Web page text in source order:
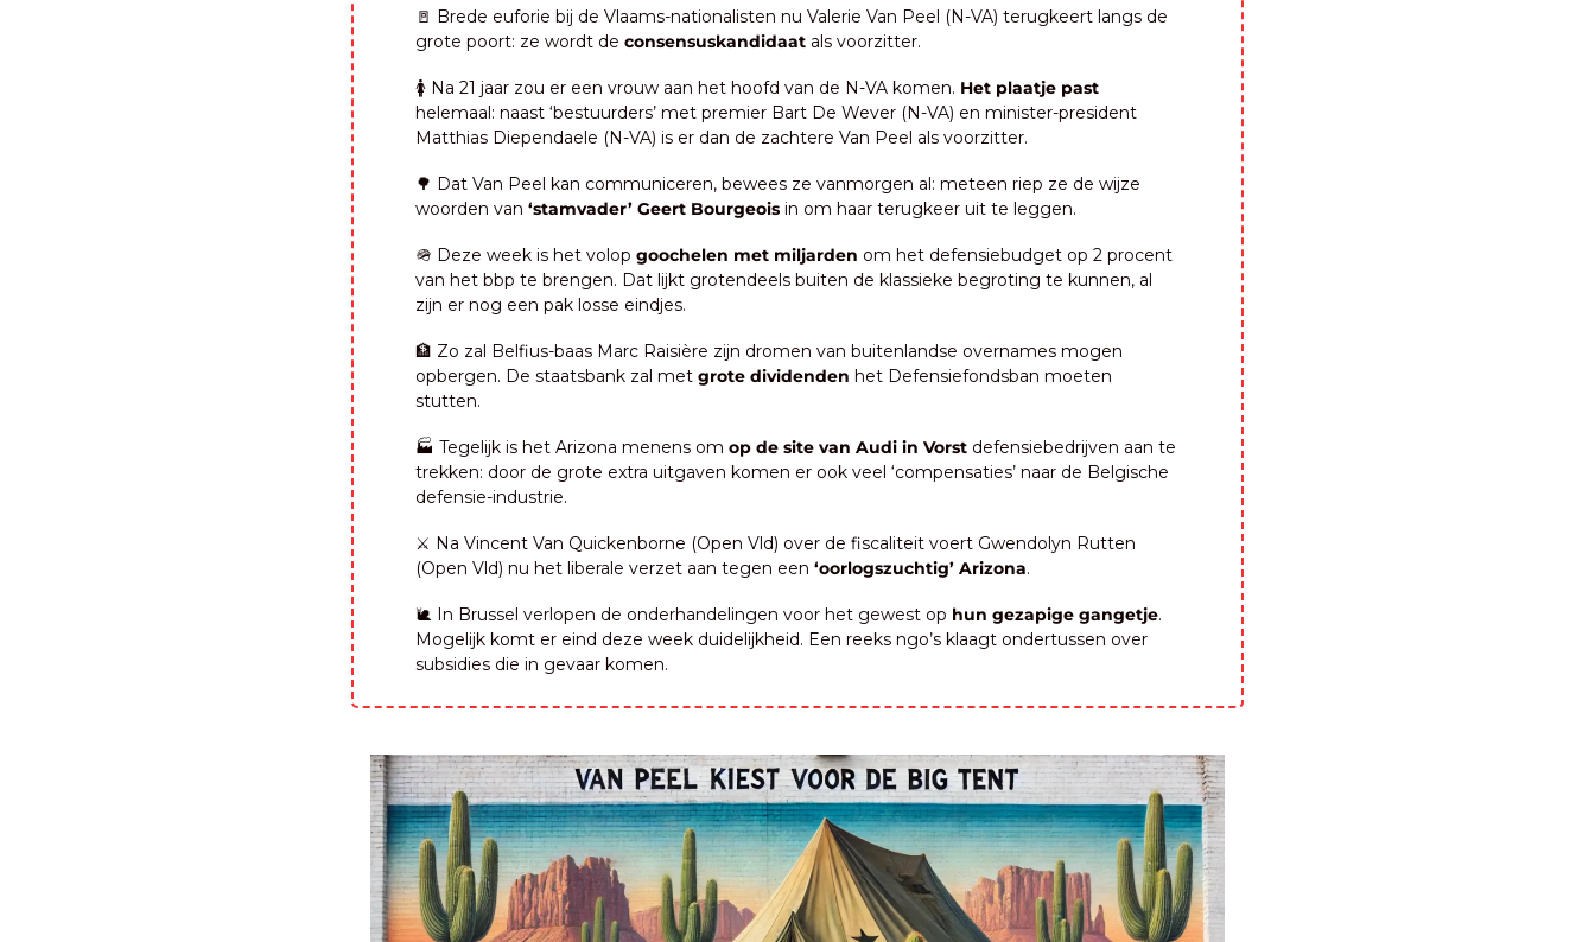
🚪 Brede euforie bij de Vlaams-nationalisten nu Valerie Van Peel (N-VA) terugkeert langs de
grote poort: ze wordt de consensuskandidaat als voorzitter.
🚺 Na 21 jaar zou er een vrouw aan het hoofd van de N-VA komen. Het plaatje past
helemaal: naast ‘bestuurders’ met premier Bart De Wever (N-VA) en minister-president
Matthias Diependaele (N-VA) is er dan de zachtere Van Peel als voorzitter.
🌳 Dat Van Peel kan communiceren, bewees ze vanmorgen al: meteen riep ze de wijze
woorden van ‘stamvader’ Geert Bourgeois in om haar terugkeer uit te leggen.
🪖 Deze week is het volop goochelen met miljarden om het defensiebudget op 2 procent
van het bbp te brengen. Dat lijkt grotendeels buiten de klassieke begroting te kunnen, al
zijn er nog een pak losse eindjes.
🏦 Zo zal Belfius-baas Marc Raisière zijn dromen van buitenlandse overnames mogen
opbergen. De staatsbank zal met grote dividenden het Defensiefondsban moeten
stutten.
🏭 Tegelijk is het Arizona menens om op de site van Audi in Vorst defensiebedrijven aan te
trekken: door de grote extra uitgaven komen er ook veel ‘compensaties’ naar de Belgische
defensie-industrie.
⚔️ Na Vincent Van Quickenborne (Open Vld) over de fiscaliteit voert Gwendolyn Rutten
(Open Vld) nu het liberale verzet aan tegen een ‘oorlogszuchtig’ Arizona.
🐌 In Brussel verlopen de onderhandelingen voor het gewest op hun gezapige gangetje.
Mogelijk komt er eind deze week duidelijkheid. Een reeks ngo’s klaagt ondertussen over
subsidies die in gevaar komen.